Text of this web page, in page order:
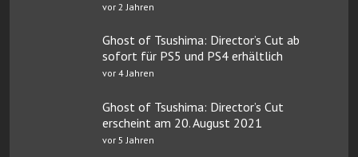
vor 2 Jahren
Ghost of Tsushima: Director’s Cut ab
sofort für PS5 und PS4 erhältlich
vor 4 Jahren
Ghost of Tsushima: Director’s Cut
erscheint am 20. August 2021
vor 5 Jahren